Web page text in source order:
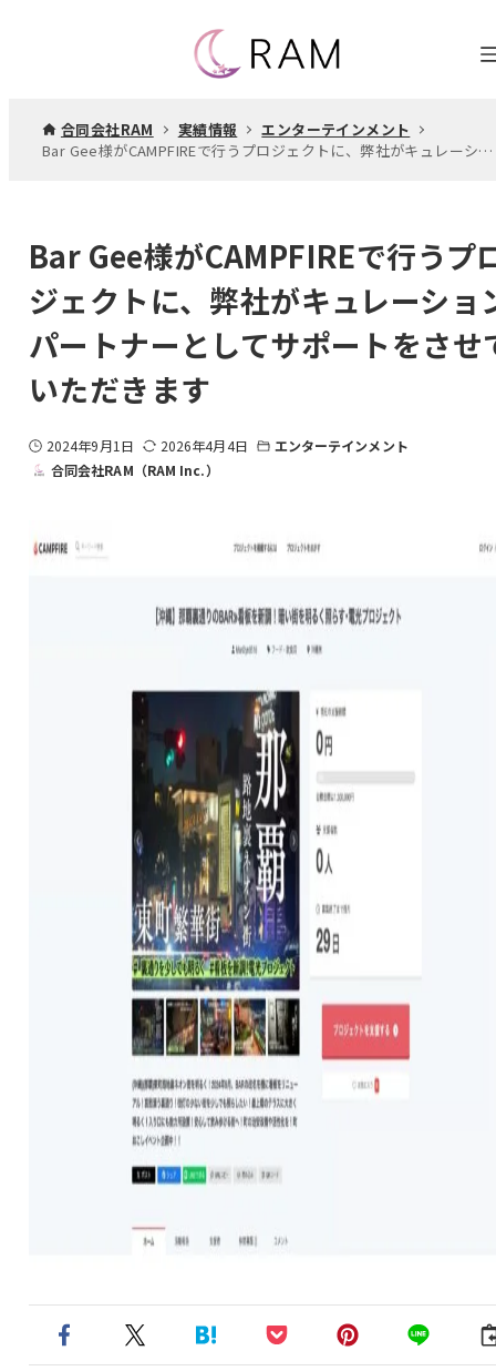
合同会社RAM 実績情報
エンターテインメント
Bar Gee様がCAMPFIREで行うプロジェクトに、弊社がキュレーションパートナーとしてサポートをさせていただきます
Bar Gee様がCAMPFIREで行うプ
ジェクトに、弊社がキュレーショ
パートナーとしてサポートをさせ
いただきます
2024年9月1日 2026年4月4日
エンターテインメント
合同会社RAM（RAM Inc.）